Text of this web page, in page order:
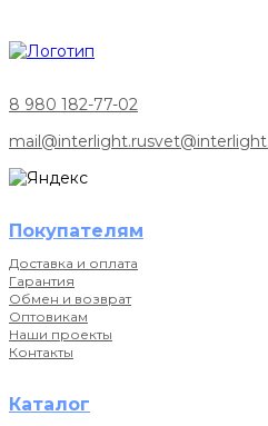
8 980 182-77-02
mail@interlight.ru
Покупателям
Доставка и оплата
Гарантия
Обмен и возврат
Оптовикам
Наши проекты
Контакты
Каталог